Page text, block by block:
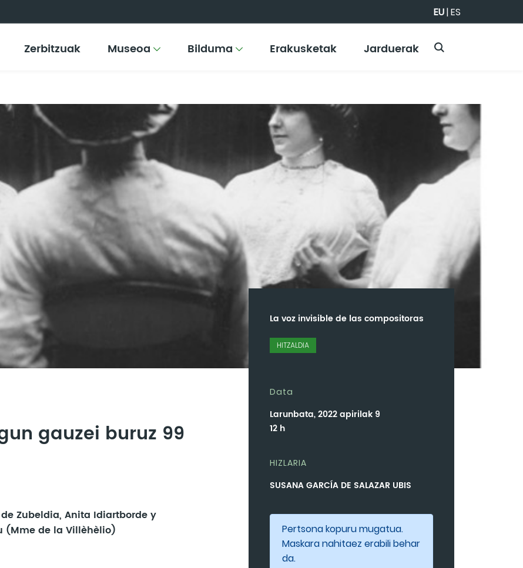
EU|ES
Zerbitzuak Museoa Bilduma Erakusketak Jarduerak
gauzei buruz 99
Zubeldia, Anita Idiartborde y
(Mme de la Villèhèlio)
La voz invisible de las compositoras
HITZALDIA
Data
Larunbata, 2022 apirilak 9
12 h
HIZLARIA
SUSANA GARCÍA DE SALAZAR UBIS
Pertsona kopuru mugatua.
Maskara nahitaez erabili behar
da.